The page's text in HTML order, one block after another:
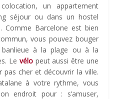
un appartement
séjour ou dans un hostel
Comme Barcelone est bien
vous pouvez bouger
à la plage ou à la
Le vélopeut aussi être une
cher et découvrir la ville.
à votre rythme, vous
endroit pour : s’amuser,